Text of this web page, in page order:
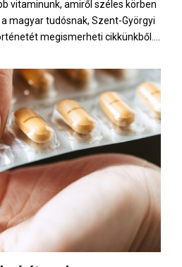
vitaminunk, amiről széles körben
magyar tudósnak, Szent-Györgyi
megismerheti cikkünkből....